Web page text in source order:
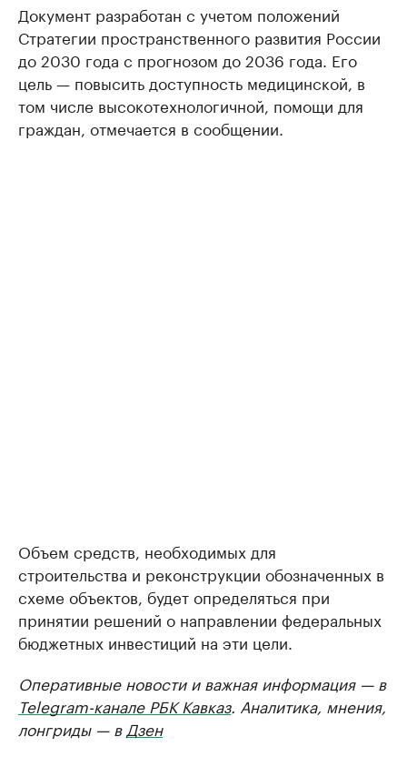
Документ разработан с учетом положений
Стратегии пространственного развития России
до 2030 года с прогнозом до 2036 года. Его
цель — повысить доступность медицинской, в
том числе высокотехнологичной, помощи для
граждан, отмечается в сообщении.
Объем средств, необходимых для
строительства и реконструкции обозначенных в
схеме объектов, будет определяться при
принятии решений о направлении федеральных
бюджетных инвестиций на эти цели.
Оперативные новости и важная информация — в
Telegram-канале РБК Кавказ. Аналитика, мнения,
лонгриды — в Дзен